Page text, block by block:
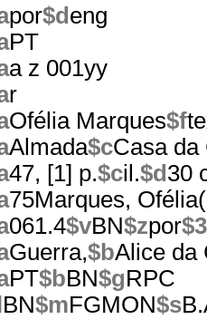
por$d eng
PT
a z 001yy
r
Ofélia Marques$f
Almada$cCasa da
47, [1] p.$cil.$d 30
75Marques,
061.4$vBN$zpor$3
Guerra,$bAlice da
PT$bBN$gRPC
BN$mFGMON$s